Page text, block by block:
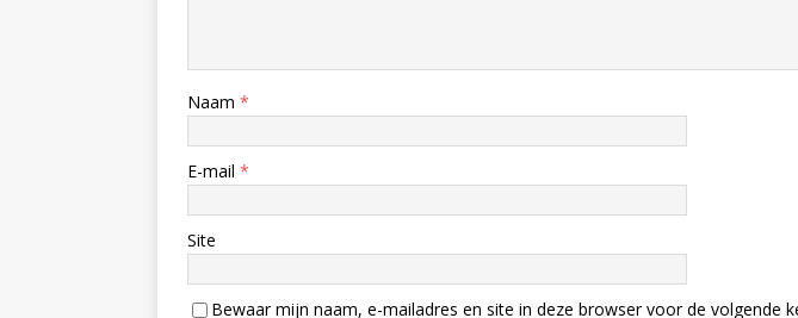
Naam *
E-mail *
Site
Bewaar mijn naam, e-mailadres en site in deze browser voor de volgende